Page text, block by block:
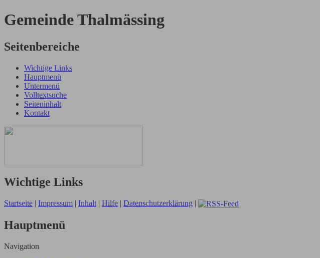
Gemeinde Thalmässing
Seitenbereiche
Wichtige Links
Hauptmenü
Untermenü
Volltextsuche
Seiteninhalt
Kontakt
Wichtige Links
Startseite | Impressum | Inhalt | Hilfe | Datenschutzerklärung |
Hauptmenü
Navigation